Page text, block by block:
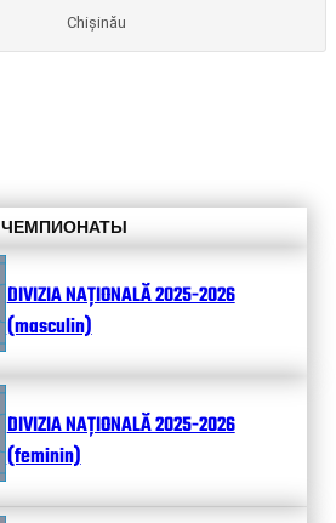
Chișinău
ЧЕМПИОНАТЫ
DIVIZIA NAȚIONALĂ 2025-2026
(masculin)
DIVIZIA NAȚIONALĂ 2025-2026
(feminin)